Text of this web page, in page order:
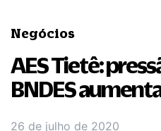
Negócios
AES Tietê:
BNDES
26 de julho de 2020